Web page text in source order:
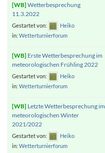
Wetterbesprechung
11.3.2022
Gestartet von:
Heiko
in: Wetterturnierforum
Erste Wetterbesprechung im
meteorologischen Frühling 2022
Gestartet von:
Heiko
in: Wetterturnierforum
Letzte Wetterbesprechung im
meteorologischen Winter
2021/2022
Gestartet von:
Heiko
in: Wetterturnierforum